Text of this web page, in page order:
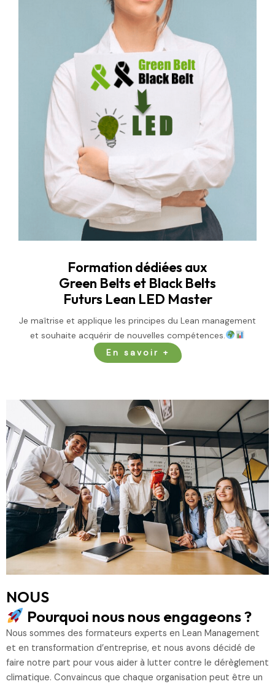
Formation dédiées aux
Green Belts et Black Belts
Futurs Lean LED Master
Je maîtrise et applique les principes du Lean management
et souhaite acquérir de nouvelles compétences.
En savoir +
NOUS
Pourquoi nous nous engageons ?
Nous sommes des formateurs experts en Lean Management
et en transformation d’entreprise, et nous avons décidé de
faire notre part pour vous aider à lutter contre le dérèglement
climatique. Convaincus que chaque organisation peut être un